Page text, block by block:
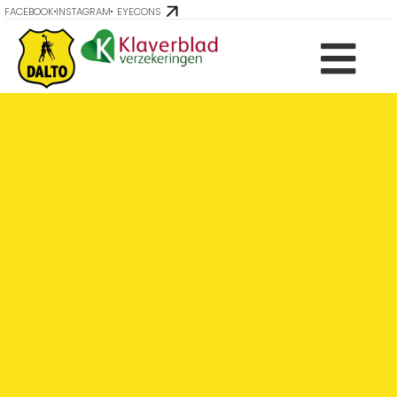
FACEBOOK INSTAGRAM EYECONS